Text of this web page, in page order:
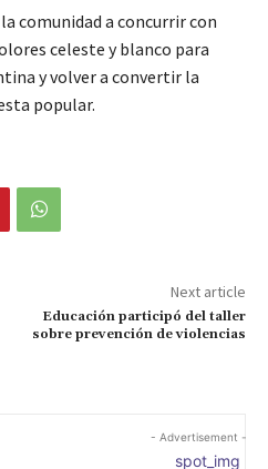
comunidad a concurrir con
celeste y blanco para
y volver a convertir la
popular.
Next article
Educación participó del taller
sobre prevención de violencias
- Advertisement -